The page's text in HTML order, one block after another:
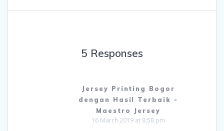
5 Responses
Jersey Printing Bogor
dengan Hasil Terbaik -
Maestro Jersey
16 March 2019 at 8:58 pm